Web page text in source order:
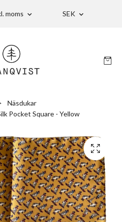
moms SEK
Näsdukar
Pocket Square - Yellow